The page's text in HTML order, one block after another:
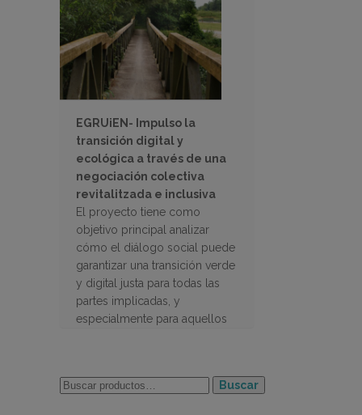
EGRUiEN- Impulso la
transición digital y
ecológica a través de una
negociación colectiva
revitalitzada e inclusiva
El proyecto tiene como
objetivo principal analizar
cómo el diálogo social puede
garantizar una transición verde
y digital justa para todas las
partes implicadas, y
especialmente para aquellos
Buscar